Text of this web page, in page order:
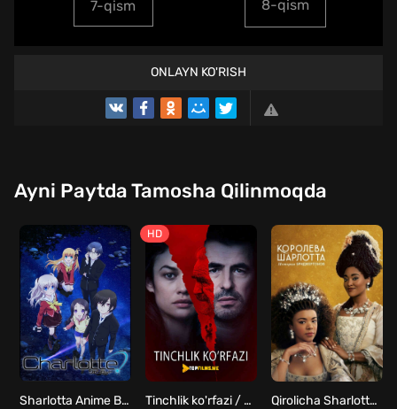
7-qism 8-qism
ONLAYN KO'RISH
Ayni Paytda Tamosha Qilinmoqda
Sharlotta Anime Barcha qismlar Uzbek Tilida
HD
Tinchlik ko'rfazi / Sukunat qo'ynida Uzbek tilida
Qirolicha Sharlotta: Bridjertonlar hikoyasi Barcha qismlar Uzbek Tilida